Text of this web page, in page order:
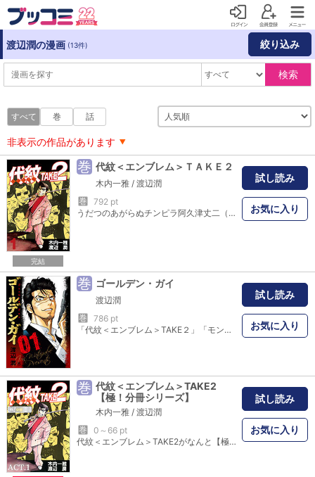
渡辺潤の漫画 (13件) 絞り込み
検索
すべて 巻 話
非表示の作品があります
完結
巻 代紋＜エンブレム＞ＴＡＫＥ２
木内一雅 / 渡辺潤
巻
792 pt
うだつのあがらぬチンピラ阿久津丈二（あくつ・じょうじ）は、組の抗争であえなく死んでしまうが、神のいたずらか10年前の世界に生き返ってしまった。今までのミジメな自分にさようなら、これからは金の代紋（エンブレム）めざしてヤクザの道をひた走るんだ──決意に燃える２代目海江田（かいえだ）組組員・阿久津丈二の新たなる人生が今、幕を開ける！
試し読み
お気に入り
巻 ゴールデン・ガイ
渡辺潤
巻
786 pt
「代紋＜エンブレム＞TAKE２」「モンタージュ」の渡辺潤が描く 極道×徳川埋蔵金の壮絶バイオレンスミステリー!! 横浜を拠点とする暴力団組織・亀鶴一家に所属する大仏組組長・桜井凱。 小人数ながら個性豊かな組員を束ね、明るく日々を過ごす中、事件が勃発。 若き組員が殺されたのだ。背後に映る亀鶴一家内部で敵対する茜組の陰謀。 そして、深淵にある“徳川埋蔵金”の存在……。 欲望、暴力、因縁が交錯する戦慄の物語、堂々開幕――ッ!!
試し読み
お気に入り
巻 代紋＜エンブレム＞TAKE2
【極！分冊シリーズ】
木内一雅 / 渡辺潤
巻
0～66 pt
代紋＜エンブレム＞TAKE2がなんと【極！分冊シリーズ】に登場！ 冴えないチンピラ、阿久津丈二(あくつ・じょうじ)は、組の抗争であっけなく命を落とすが、天の奇跡か神の気まぐれか、10年前の世界に蘇ってしまう。丈二は過去のみじめな自分を大いに後悔し、死に物狂いで人生をやり直す事を誓うのだった。海江田(かいえだ)組二代目組員・阿久津丈二の新たなる人生が、今、ここに始まる!
試し読み
お気に入り